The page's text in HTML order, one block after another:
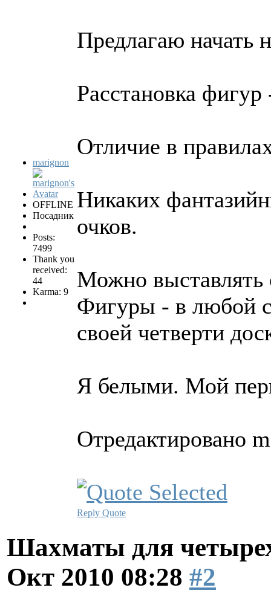
marignon
OFFLINE
Посадник
Posts:
7499
Thank you
received:
44
Karma: 9
Предлагаю начать
Расстановка
Отличие в
Никаких
очков.
Можно выставлять
Фигуры - в любой
своей четверти
Я белыми. Мой
Отредактировано
Reply Quote
Шахматы для
Окт 2010 08:28 #2